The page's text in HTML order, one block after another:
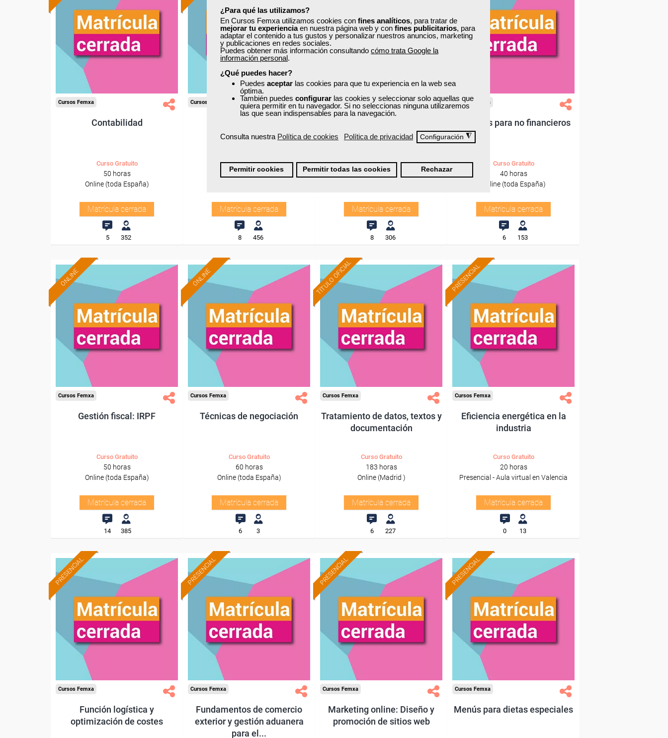
¿Para qué las utilizamos?
En Cursos Femxa utilizamos cookies con fines analíticos, para tratar de
mejorar tu experienciaen nuestra página web y con fines publicitarios, para
adaptar el contenido a tus gustos y personalizar nuestros anuncios, marketing
y publicaciones en redes sociales.
Puedes obtener más información consultando cómo trata Google la
información personal.
¿Qué puedes hacer?
Puedes aceptar las cookies para que tu experiencia en la web sea
óptima.
También puedes configurar las cookies y seleccionar solo aquellas que
quiera permitir en tu navegador. Si no seleccionas ninguna utilizaremos
las que sean indispensables para la navegación.
Consulta nuestra Política de cookies Política de privacidad Configuración ◮
Permitir cookies Permitir todas las cookies Rechazar
Cursos Femxa
Contabilidad
Curso Gratuito
50 horas
Online (toda España)
Matrícula cerrada
5 352
Cursos Femxa
Curso Gratuito
40 horas
Matrícula cerrada
8 456
Cursos Femxa
informáticas de gestión
Curso Gratuito
50 horas
Matrícula cerrada
8 306
Cursos Femxa
Finanzas para no financieros
Curso Gratuito
40 horas
Online (toda España)
Matrícula cerrada
6 153
ONLINE
Cursos Femxa
Gestión fiscal: IRPF
Curso Gratuito
50 horas
Online (toda España)
Matrícula cerrada
14 385
ONLINE
Cursos Femxa
Técnicas de negociación
Curso Gratuito
60 horas
Online (toda España)
Matrícula cerrada
6 3
TÍTULO OFICIAL
Cursos Femxa
Tratamiento de datos, textos y
documentación
Curso Gratuito
183 horas
Online (Madrid )
Matrícula cerrada
6 227
PRESENCIAL
Cursos Femxa
Eficiencia energética en la
industria
Curso Gratuito
20 horas
Presencial - Aula virtual en Valencia
Matrícula cerrada
0 13
PRESENCIAL
Cursos Femxa
Función logística y
optimización de costes
PRESENCIAL
Cursos Femxa
Fundamentos de comercio
exterior y gestión aduanera
para el...
PRESENCIAL
Cursos Femxa
Marketing online: Diseño y
promoción de sitios web
PRESENCIAL
Cursos Femxa
Menús para dietas especiales